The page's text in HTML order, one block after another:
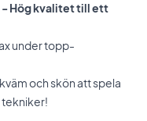
- Hög kvalitet till ett
under topp-
och skön att spela
tekniker!